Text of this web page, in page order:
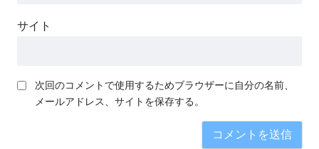
サイト
次回のコメントで使用するためブラウザーに自分の名前、
メールアドレス、サイトを保存する。